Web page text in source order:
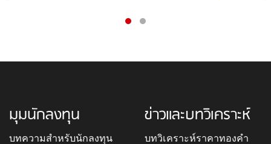
มุมนักลงทุน
บทความสำหรับนักลงทุน
ข่าวและบทวิเคราะห์
บทวิเคราะห์ราคาทองคำ